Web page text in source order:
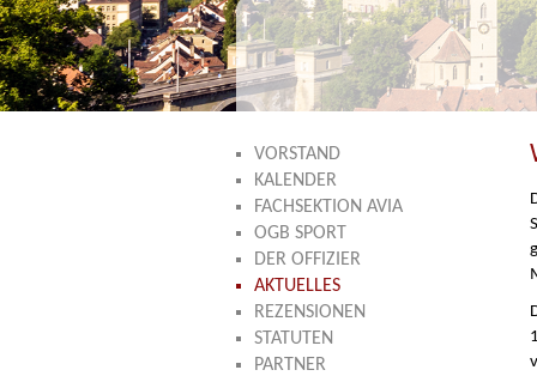
VORSTAND
KALENDER
FACHSEKTION AVIA
OGB SPORT
DER OFFIZIER
AKTUELLES
REZENSIONEN
STATUTEN
PARTNER